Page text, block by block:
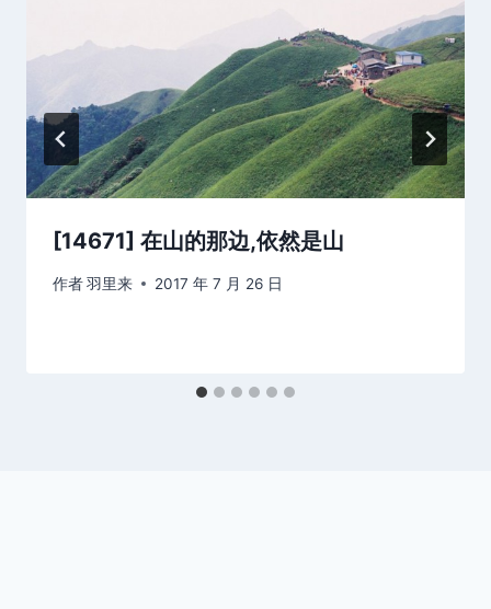
[14671] 在山的那边,依然是山
作者羽里来 2017 年 7 月 26 日